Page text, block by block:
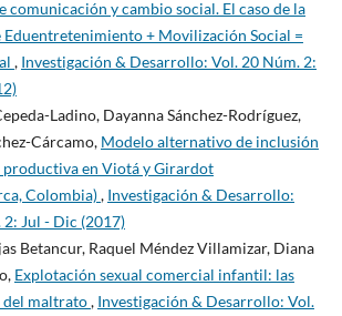
comunicación y cambio social. El caso de la
Eduentretenimiento + Movilización Social =
, Investigación & Desarrollo: Vol. 20 Núm. 2:
Ladino, Dayanna Sánchez-Rodríguez,
Cárcamo, Modelo alternativo de inclusión
productiva en Viotá y Girardot
Colombia), Investigación & Desarrollo:
Jul - Dic (2017)
Betancur, Raquel Méndez Villamizar, Diana
Explotación sexual comercial infantil: las
del maltrato, Investigación & Desarrollo: Vol.